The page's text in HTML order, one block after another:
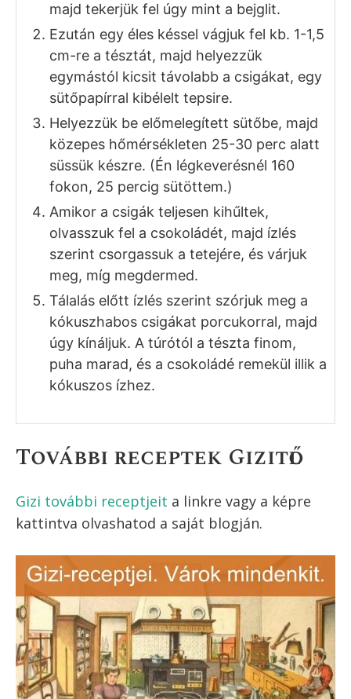
majd tekerjük fel úgy mint a bejglit.
Ezután egy éles késsel vágjuk fel kb. 1-1,5
cm-re a tésztát, majd helyezzük
egymástól kicsit távolabb a csigákat, egy
sütőpapírral kibélelt tepsire.
Helyezzük be előmelegített sütőbe, majd
közepes hőmérsékleten 25-30 perc alatt
süssük készre. (Én légkeverésnél 160
fokon, 25 percig sütöttem.)
Amikor a csigák teljesen kihűltek,
olvasszuk fel a csokoládét, majd ízlés
szerint csorgassuk a tetejére, és várjuk
meg, míg megdermed.
Tálalás előtt ízlés szerint szórjuk meg a
kókuszhabos csigákat porcukorral, majd
úgy kínáljuk. A túrótól a tészta finom,
puha marad, és a csokoládé remekül illik a
kókuszos ízhez.
További receptek Gizitől
Gizi további receptjeit a linkre vagy a képre
kattintva olvashatod a saját blogján.